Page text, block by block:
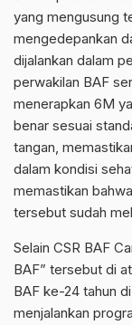
yang mengusung
mengedepankan
dijalankan dalam
perwakilan BAF
menerapkan 6M
benar sesuai
tangan,
dalam kondisi
memastikan
tersebut sudah
Selain CSR BAF
BAF” tersebut di
BAF ke-24 tahun
menjalankan